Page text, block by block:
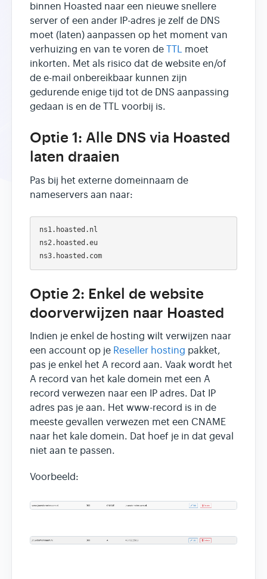
binnen Hoasted naar een nieuwe snellere
server of een ander IP-adres je zelf de DNS
moet (laten) aanpassen op het moment van
verhuizing en van te voren de TTL moet
inkorten. Met als risico dat de website en/of
de e-mail onbereikbaar kunnen zijn
gedurende enige tijd tot de DNS aanpassing
gedaan is en de TTL voorbij is.
Optie 1: Alle DNS via Hoasted
laten draaien
Pas bij het externe domeinnaam de
nameservers aan naar:
ns1.hoasted.nl
ns2.hoasted.eu
Optie 2: Enkel de website
doorverwijzen naar Hoasted
Indien je enkel de hosting wilt verwijzen naar
een account op je Reseller hosting pakket,
pas je enkel het A record aan. Vaak wordt het
A record van het kale domein met een A
record verwezen naar een IP adres. Dat IP
adres pas je aan. Het www-record is in de
meeste gevallen verwezen met een CNAME
naar het kale domein. Dat hoef je in dat geval
niet aan te passen.
Voorbeeld: